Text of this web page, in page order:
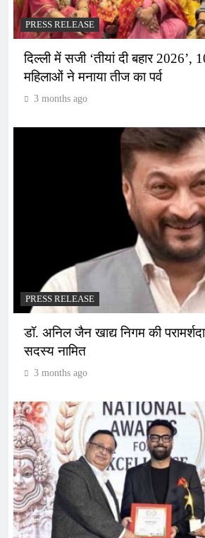
PRESS RELEASE
दिल्ली में सजी ‘तीयां दी बहार
महिलाओं ने मनाया तीज का पर्व
3 months ago
PRESS RELEASE
डॉ. अनिल जैन खाद्य निगम की
सदस्य नामित
3 months ago